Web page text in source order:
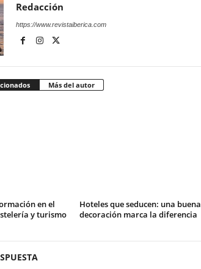
Redacción
https://www.revistaiberica.com
Más del autor
en el
y turismo
Hoteles que seducen: una buena
decoración marca la diferencia